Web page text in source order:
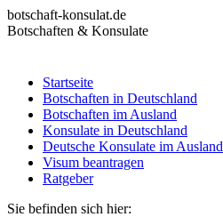
Zum
Inhalt
botschaft-konsulat.de
Botschaften & Konsulate
Startseite
Botschaften in Deutschland
Botschaften im Ausland
Konsulate in Deutschland
Deutsche Konsulate im Ausland
Visum beantragen
Ratgeber
Startseite
Botschaften in Deutschland
Botschaften im Ausland
Konsulate in Deutschland
Deutsche Konsulate im Ausland
Visum beantragen
Ratgeber
Sie befinden sich hier: